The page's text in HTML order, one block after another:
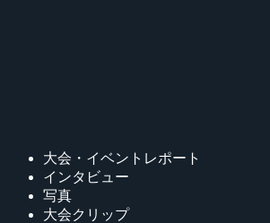
大会・イベントレポート
インタビュー
写真
大会クリップ